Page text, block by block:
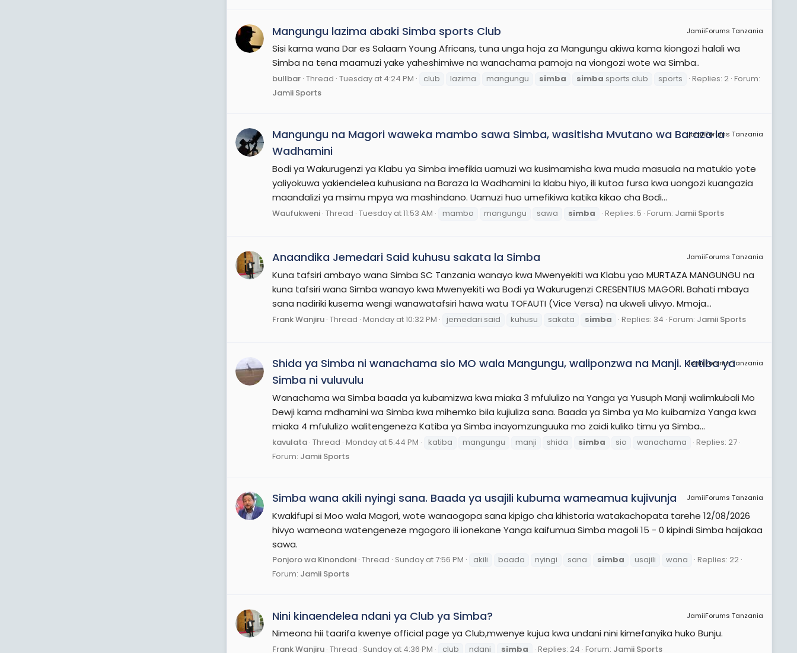
JamiiForums Tanzania
Mangungu lazima abaki Simba sports Club
Sisi kama wana Dar es Salaam Young Africans, tuna unga hoja za Mangungu akiwa kama kiongozi halali wa
Simba na tena maamuzi yake yaheshimiwe na wanachama pamoja na viongozi wote wa Simba..
bullbar Thread Tuesday at 4:24 PM club lazima mangungu simba simba sports club sports Replies: 2 Forum:
Jamii Sports
JamiiForums Tanzania
Mangungu na Magori waweka mambo sawa Simba, wasitisha Mvutano wa Baraza la
Wadhamini
Bodi ya Wakurugenzi ya Klabu ya Simba imefikia uamuzi wa kusimamisha kwa muda masuala na matukio yote
yaliyokuwa yakiendelea kuhusiana na Baraza la Wadhamini la klabu hiyo, ili kutoa fursa kwa uongozi kuangazia
maandalizi ya msimu mpya wa mashindano. Uamuzi huo umefikiwa katika kikao cha Bodi...
Waufukweni Thread Tuesday at 11:53 AM mambo mangungu sawa simba Replies: 5 Forum: Jamii Sports
JamiiForums Tanzania
Anaandika Jemedari Said kuhusu sakata la Simba
Kuna tafsiri ambayo wana Simba SC Tanzania wanayo kwa Mwenyekiti wa Klabu yao MURTAZA MANGUNGU na
kuna tafsiri wana Simba wanayo kwa Mwenyekiti wa Bodi ya Wakurugenzi CRESENTIUS MAGORI. Bahati mbaya
sana nadiriki kusema wengi wanawatafsiri hawa watu TOFAUTI (Vice Versa) na ukweli ulivyo. Mmoja...
Frank Wanjiru Thread Monday at 10:32 PM jemedari said kuhusu sakata simba Replies: 34 Forum: Jamii Sports
JamiiForums Tanzania
Shida ya Simba ni wanachama sio MO wala Mangungu, waliponzwa na Manji. Katiba ya
Simba ni vuluvulu
Wanachama wa Simba baada ya kubamizwa kwa miaka 3 mfululizo na Yanga ya Yusuph Manji walimkubali Mo
Dewji kama mdhamini wa Simba kwa mihemko bila kujiuliza sana. Baada ya Simba ya Mo kuibamiza Yanga kwa
miaka 4 mfululizo walitengeneza Katiba ya Simba inayomzunguuka mo zaidi kuliko timu ya Simba...
kavulata Thread Monday at 5:44 PM katiba mangungu manji shida simba sio wanachama
Replies: 27
Forum: Jamii Sports
JamiiForums Tanzania
Simba wana akili nyingi sana. Baada ya usajili kubuma wameamua kujivunja
Kwakifupi si Moo wala Magori, wote wanaogopa sana kipigo cha kihistoria watakachopata tarehe 12/08/2026
hivyo wameona watengeneze mgogoro ili ionekane Yanga kaifumua Simba magoli 15 - 0 kipindi Simba haijakaa
sawa.
Ponjoro wa Kinondoni Thread Sunday at 7:56 PM akili baada nyingi sana simba usajili wana
Replies: 22
Forum: Jamii Sports
JamiiForums Tanzania
Nini kinaendelea ndani ya Club ya Simba?
Nimeona hii taarifa kwenye official page ya Club,mwenye kujua kwa undani nini kimefanyika huko Bunju.
Frank Wanjiru Thread Sunday at 4:36 PM club ndani simba Replies: 24 Forum: Jamii Sports